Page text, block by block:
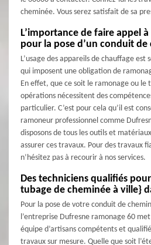
cheminée. Vous serez satisfait de sa
L’importance de faire appel
pour la pose d’un conduit de
L’usage des appareils de chauffage est
qui imposent une obligation de
En effet, que ce soit le ramonage ou le
opérations nécessitent des
particulier. C’est pour cela qu’il est
ramoneur professionnel comme
disposons de tous les outils et
assurer ces travaux. Pour des travaux
n’hésitez pas à recourir à nos services.
Des techniciens qualifiés
tubage de cheminée à ville}
Pour la pose de votre conduit de
l’entreprise Dufresne ramonage 60
équipe d’artisans compétents et
travaux sur mesure. Quelle que soit